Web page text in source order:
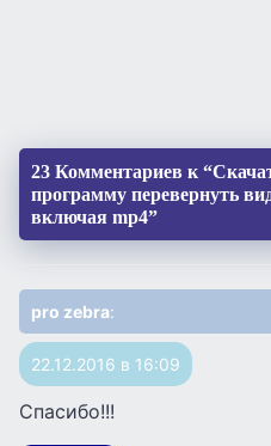
23 Комментариев к
программу перевернуть
включая mp4”
pro zebra:
22.12.2016 в 16:09
Спасибо!!!